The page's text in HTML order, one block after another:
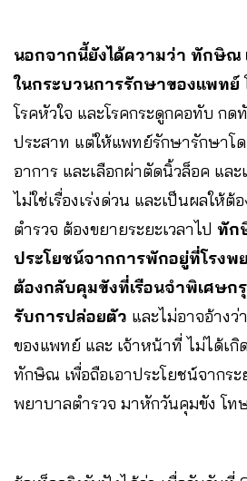
นอกจากนี้ยังได้ความว่า ทักษิณ
ในกระบวนการรักษาของแพทย์
โรคหัวใจ และโรคกระดูกคอทับ กด
ประสาท แต่ให้แพทย์รักษารักษาโ
อาการ และเลือกผ่าตัดนิ้วล็อค และ
ไม่ใช่เรื่องเร่งด่วน และเป็นผลให้ต้
ตำรวจ ต้องขยายระยะเวลาไป ทัก
ประโยชน์จากการพักอยู่ที่โรงพ
ต้องกลับคุมขังที่เรือนจำพิเศษก
รับการปล่อยตัว และไม่อาจอ้างว่
ของแพทย์ และ เจ้าหน้าที่ ไม่ได้เกิ
ทักษิณ เพื่อถือเอาประโยชน์จากระ
พยาบาลตำรวจ มาหักวันคุมขัง โ